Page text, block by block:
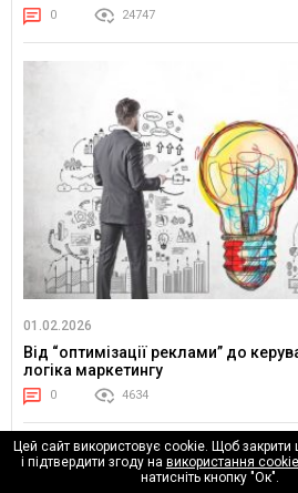
0 24747
01.02.2026
Від “оптимізації реклами” до
логіка маркетингу
0 4634
Цей сайт використовує cookie. Щоб закрити
і підтвердити згоду на використання cookie
натисніть кнопку "Ок".